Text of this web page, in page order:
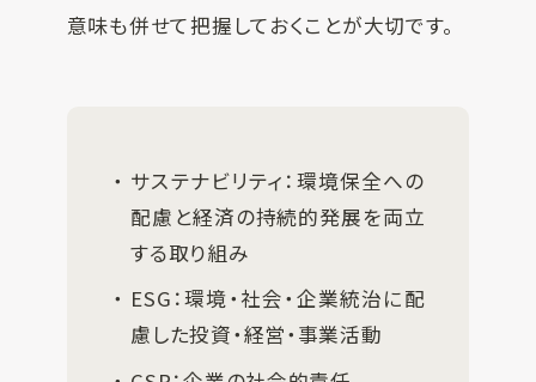
意味も併せて把握しておくことが大切です。
サステナビリティ：環境保全への
配慮と経済の持続的発展を両立
する取り組み
ESG：環境・社会・企業統治に配
慮した投資・経営・事業活動